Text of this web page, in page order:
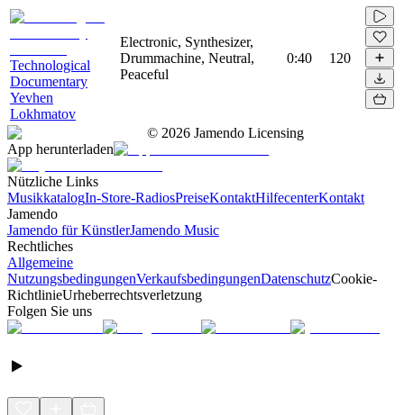
Technological
Documentary
Yevhen
Lokhmatov
Electronic, Synthesizer,
Drummachine, Neutral,
Peaceful
0:40 120
© 2026 Jamendo Licensing
App herunterladen
Nützliche Links
MusikkatalogIn-Store-RadiosPreiseKontaktHilfecenterKontakt
Jamendo
Jamendo für KünstlerJamendo Music
Rechtliches
Allgemeine
NutzungsbedingungenVerkaufsbedingungenDatenschutzCookie-
RichtlinieUrheberrechtsverletzung
Folgen Sie uns